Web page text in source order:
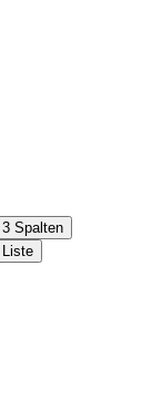
Spalten